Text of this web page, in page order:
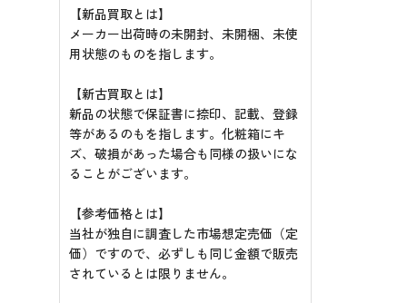
【新品買取とは】
メーカー出荷時の未開封、未開梱、未使
用状態のものを指します。
【新古買取とは】
新品の状態で保証書に捺印、記載、登録
等があるのもを指します。化粧箱にキ
ズ、破損があった場合も同様の扱いにな
ることがございます。
【参考価格とは】
当社が独自に調査した市場想定売価（定
価）ですので、必ずしも同じ金額で販売
されているとは限りません。